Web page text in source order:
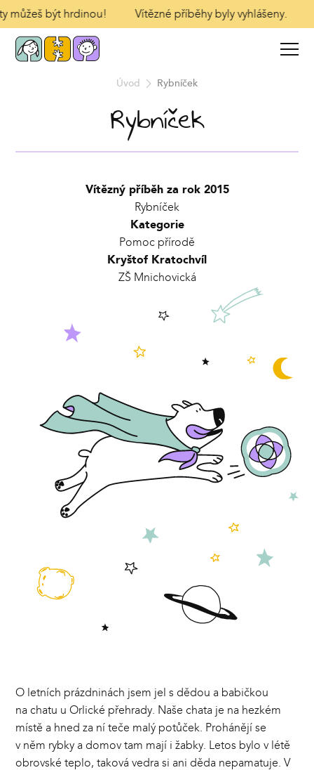
můžeš být hrdinou! Vítězné příběhy byly vyhlášeny.
Úvod Rybníček
Rybníček
Vítězný příběh za rok 2015
Rybníček
Kategorie
Pomoc přírodě
Kryštof Kratochvíl
ZŠ Mnichovická
O letních prázdninách jsem jel s dědou a babičkou
na chatu u Orlické přehrady. Naše chata je na hezkém
místě a hned za ní teče malý potůček. Prohánějí se
v něm rybky a domov tam mají i žabky. Letos bylo v létě
obrovské teplo, taková vedra si ani děda nepamatuje. V